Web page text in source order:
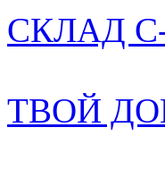
СКЛАД
ТВОЙ